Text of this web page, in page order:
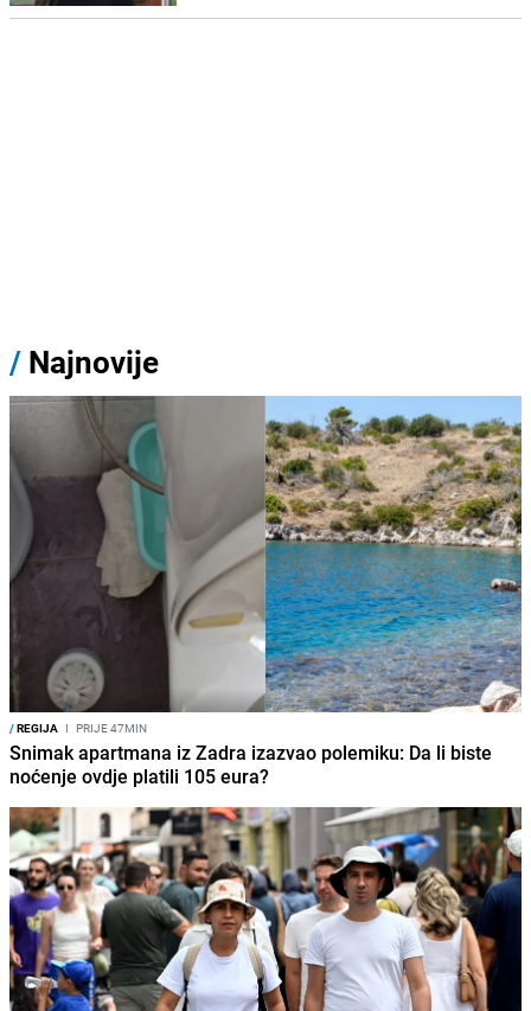
/ Najnovije
/REGIJA I PRIJE 47MIN
Snimak apartmana iz Zadra izazvao polemiku: Da li biste
noćenje ovdje platili 105 eura?